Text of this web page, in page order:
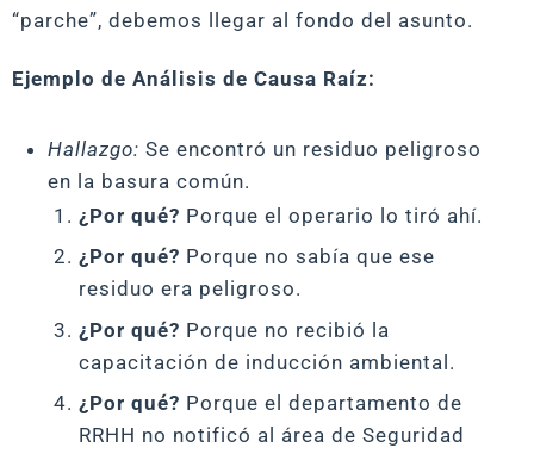
“parche”, debemos llegar al fondo del asunto.
Ejemplo de Análisis de Causa Raíz:
Hallazgo: Se encontró un residuo peligroso
en la basura común.
¿Por qué? Porque el operario lo tiró ahí.
¿Por qué? Porque no sabía que ese
residuo era peligroso.
¿Por qué? Porque no recibió la
capacitación de inducción ambiental.
¿Por qué? Porque el departamento de
RRHH no notificó al área de Seguridad